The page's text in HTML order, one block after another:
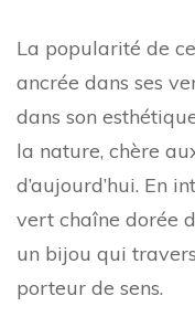
La popularité de
ancrée dans ses
dans son
la nature, chère
d’aujourd’hui. En
vert chaîne dorée
un bijou qui
porteur de sens.